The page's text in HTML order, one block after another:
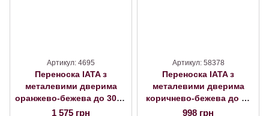
Артикул: 4695
Переноска IATA з
металевими дверима
оранжево-бежева до 30 кг
(67x47x46 см)
1 575 грн
Артикул: 58378
Переноска IATA з
металевими дверима
коричнево-бежева до 20
кг (55x36x35 см)
998 грн